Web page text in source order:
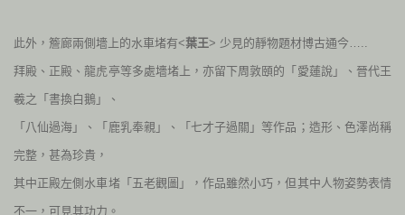
此外，簷廊兩側墻上的水車堵有<葉王> 少見的靜物題材博古通今…..
拜殿、正殿、龍虎亭等多處墻堵上，亦留下周敦頤的「愛蓮說」、晉代王
羲之「書換白鵝」、
「八仙過海」、「鹿乳奉親」、「七才子過關」等作品；造形、色澤尚稱
完整，甚為珍貴，
其中正殿左側水車堵「五老觀圖」，作品雖然小巧，但其中人物姿勢表情
不一，可見其功力。